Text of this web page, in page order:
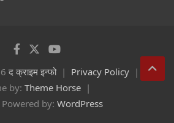
द क्राइम इन्फो
Privacy Policy
by: Theme Horse
by: WordPress